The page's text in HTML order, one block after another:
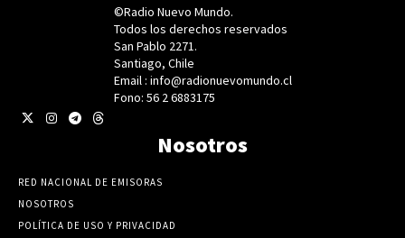
©Radio Nuevo Mundo.
Todos los derechos reservados
San Pablo 2271.
Santiago, Chile
Email : info@radionuevomundo.cl
Fono: 56 2 6883175
Nosotros
RED NACIONAL DE EMISORAS
NOSOTROS
POLÍTICA DE USO Y PRIVACIDAD